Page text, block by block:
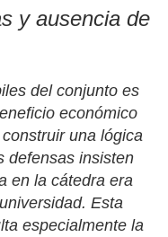
y ausencia de
del conjunto es
económico
una lógica
defensas insisten
en la cátedra era
Esta
especialmente la